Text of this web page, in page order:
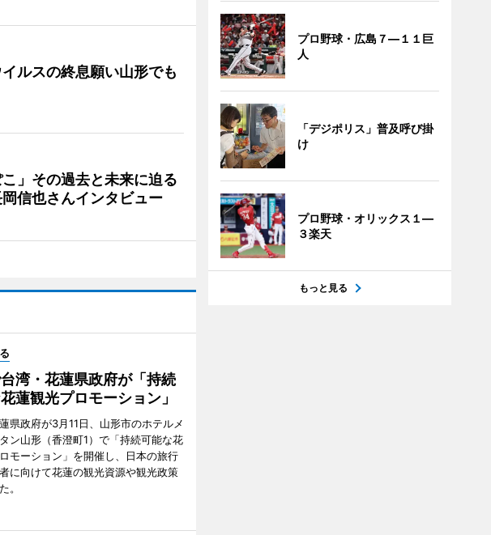
ルスの終息願い山形でも
」その過去と未来に迫る
信也さんインタビュー
湾・花蓮県政府が「持続
蓮観光プロモーション」
県政府が3月11日、山形市のホテルメ
ン山形（香澄町1）で「持続可能な花
モーション」を開催し、日本の旅行
に向けて花蓮の観光資源や観光政策
。
プロ野球・広島７―１１巨
人
「デジポリス」普及呼び掛
け
プロ野球・オリックス１―
３楽天
もっと見る